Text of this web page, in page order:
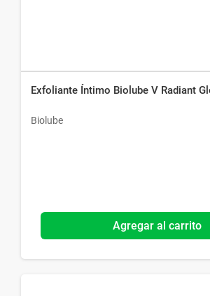
Exfoliante Íntimo Biolube V Radiant
Biolube
Agregar al carrito